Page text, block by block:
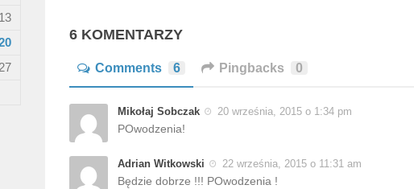
6 KOMENTARZY
Comments 6 Pingbacks 0
Mikołaj Sobczak 20 września, 2015 o 1:34 pm
POwodzenia!
Adrian Witkowski 22 września, 2015 o 11:31 am
Będzie dobrze !!! POwodzenia !
13
27